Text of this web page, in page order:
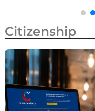
Citizenship